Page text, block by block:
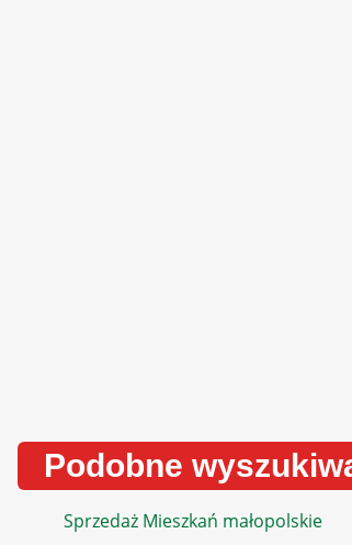
Podobne
Sprzedaż Mieszkań małopolskie